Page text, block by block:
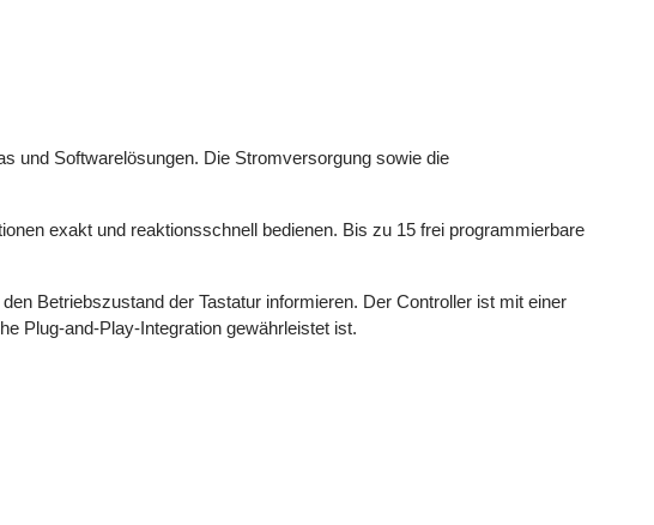
und Softwarelösungen. Die Stromversorgung sowie die
exakt und reaktionsschnell bedienen. Bis zu 15 frei programmierbare
Betriebszustand der Tastatur informieren. Der Controller ist mit einer
Plug-and-Play-Integration gewährleistet ist.